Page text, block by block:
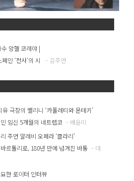
앙헬 코레야 |
인 ‘천사’의 시
– 김주연
극장의 벨리니 ‘카풀레티와 몬테키’
임신 5개월의 네트렙코 – 배윤미
주연 알레비 오페라 ‘클라리’
르톨리로, 180년 만에 넘겨진 바통 – 데
한 로이터 인터뷰